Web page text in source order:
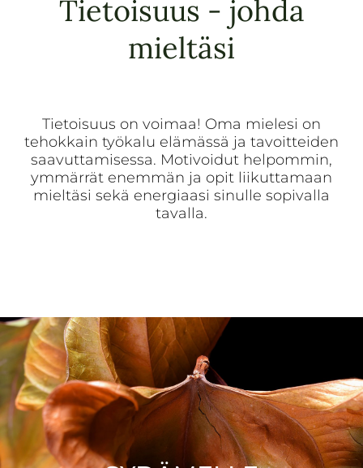
Tietoisuus - johda
mieltäsi
Tietoisuus on voimaa! Oma mielesi on
tehokkain työkalu elämässä ja tavoitteiden
saavuttamisessa. Motivoidut helpommin,
ymmärrät enemmän ja opit liikuttamaan
mieltäsi sekä energiaasi sinulle sopivalla
tavalla.